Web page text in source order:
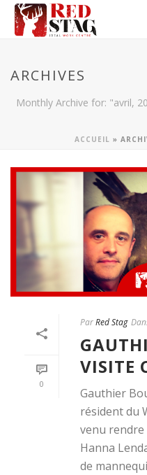
ARCHIVES
Monthly Archive for: "avril,
ACCUEIL »
0
ParRed Stag
VISITE
Gauthier
résident du
venu
Hanna
de